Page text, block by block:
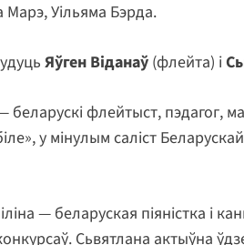
Марэ, Уільяма Бэрда.
Яўген Віданаў (флейта) і
беларускі флейтыст, пэдагог,
у мінулым саліст
— беларуская піяністка і
Сьвятлана актыўна